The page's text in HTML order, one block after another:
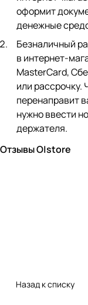
оформит
денежные
Безналичный
в интернет-
MasterCard,
или рассрочку.
перенаправит
нужно ввести
держателя.
Отзывы O|store
Назад к списку